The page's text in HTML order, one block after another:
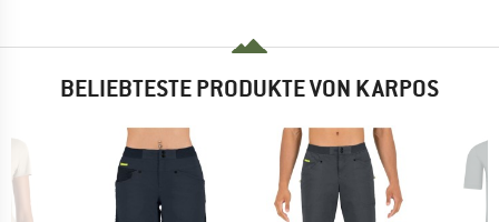
BELIEBTESTE PRODUKTE VON KARPOS